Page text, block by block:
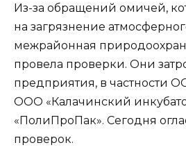
Из-за обращений омичей,
на загрязнение
межрайонная
провела проверки. Они
предприятия, в частности
ООО «Калачинский
«ПолиПроПак». Сегодня
проверок.